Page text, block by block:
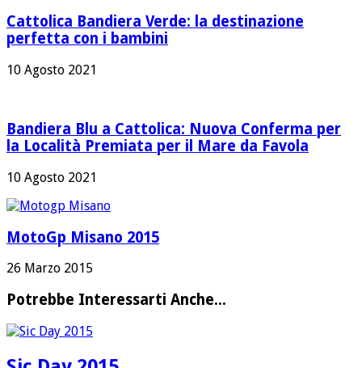
Cattolica Bandiera Verde: la destinazione
perfetta con i bambini
10 Agosto 2021
Bandiera Blu a Cattolica: Nuova Conferma per
la Località Premiata per il Mare da Favola
10 Agosto 2021
MotoGp Misano 2015
26 Marzo 2015
Potrebbe Interessarti Anche...